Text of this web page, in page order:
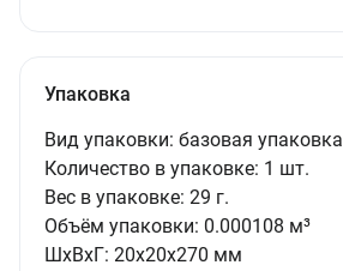
Упаковка
Вид упаковки: базовая упаковка
Количество в упаковке: 1 шт.
Вес в упаковке: 29 г.
Объём упаковки: 0.000108 м³
ШxВxГ: 20x20x270 мм